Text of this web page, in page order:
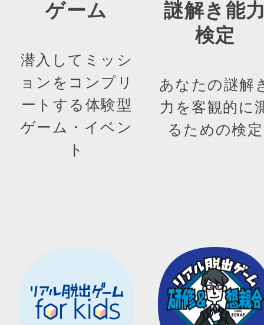
ゲーム
潜入してミッシ
ョンをコンプリ
ートする体験型
ゲーム・イベン
ト
謎解き能
検定
あなたの謎解
力を客観的に
るための検定